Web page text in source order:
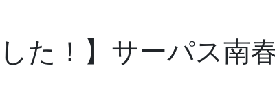
た！】サーパス南